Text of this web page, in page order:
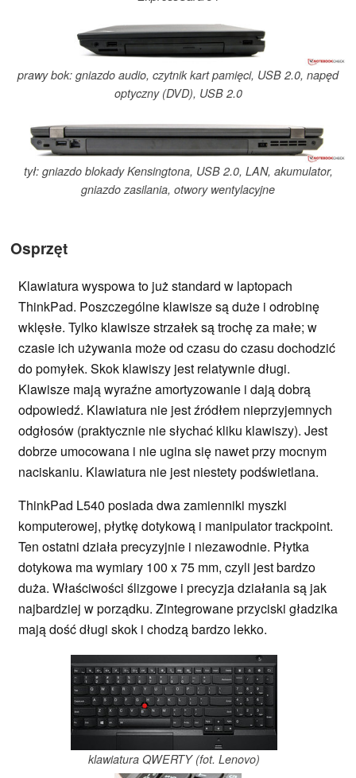
prawy bok: gniazdo audio, czytnik kart pamięci, USB 2.0, napęd
optyczny (DVD), USB 2.0
tył: gniazdo blokady Kensingtona, USB 2.0, LAN, akumulator,
gniazdo zasilania, otwory wentylacyjne
Osprzęt
Klawiatura wyspowa to już standard w laptopach
ThinkPad. Poszczególne klawisze są duże i odrobinę
wklęsłe. Tylko klawisze strzałek są trochę za małe; w
czasie ich używania może od czasu do czasu dochodzić
do pomyłek. Skok klawiszy jest relatywnie długi.
Klawisze mają wyraźne amortyzowanie i dają dobrą
odpowiedź. Klawiatura nie jest źródłem nieprzyjemnych
odgłosów (praktycznie nie słychać kliku klawiszy). Jest
dobrze umocowana i nie ugina się nawet przy mocnym
naciskaniu. Klawiatura nie jest niestety podświetlana.
ThinkPad L540 posiada dwa zamienniki myszki
komputerowej, płytkę dotykową i manipulator trackpoint.
Ten ostatni działa precyzyjnie i niezawodnie. Płytka
dotykowa ma wymiary 100 x 75 mm, czyli jest bardzo
duża. Właściwości ślizgowe i precyzja działania są jak
najbardziej w porządku. Zintegrowane przyciski gładzika
mają dość długi skok i chodzą bardzo lekko.
klawiatura QWERTY (fot. Lenovo)